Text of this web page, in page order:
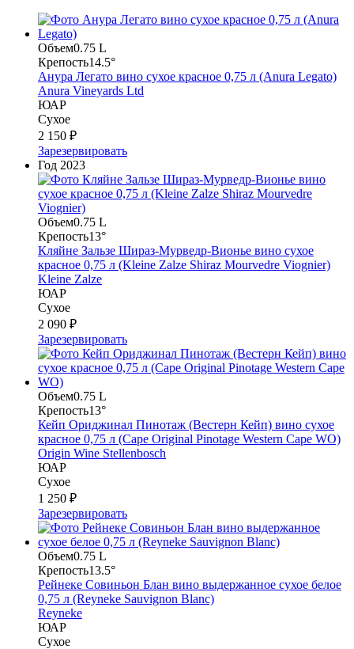
Объем0.75 L
Крепость14.5°
Анура Легато вино сухое красное 0,75 л (Anura Legato)
Anura Vineyards Ltd
ЮАР
Сухое
2 150 ₽
Зарезервировать
Год 2023
Объем0.75 L
Крепость13°
Кляйне Зальзе Шираз-Мурведр-Вионье вино сухое
красное 0,75 л (Kleine Zalze Shiraz Mourvedre Viognier)
Kleine Zalze
ЮАР
Сухое
2 090 ₽
Зарезервировать
Объем0.75 L
Крепость13°
Кейп Ориджинал Пинотаж (Вестерн Кейп) вино сухое
красное 0,75 л (Cape Original Pinotage Western Cape WO)
Origin Wine Stellenbosch
ЮАР
Сухое
1 250 ₽
Зарезервировать
Объем0.75 L
Крепость13.5°
Рейнеке Совиньон Блан вино выдержанное сухое белое
0,75 л (Reyneke Sauvignon Blanc)
Reyneke
ЮАР
Сухое